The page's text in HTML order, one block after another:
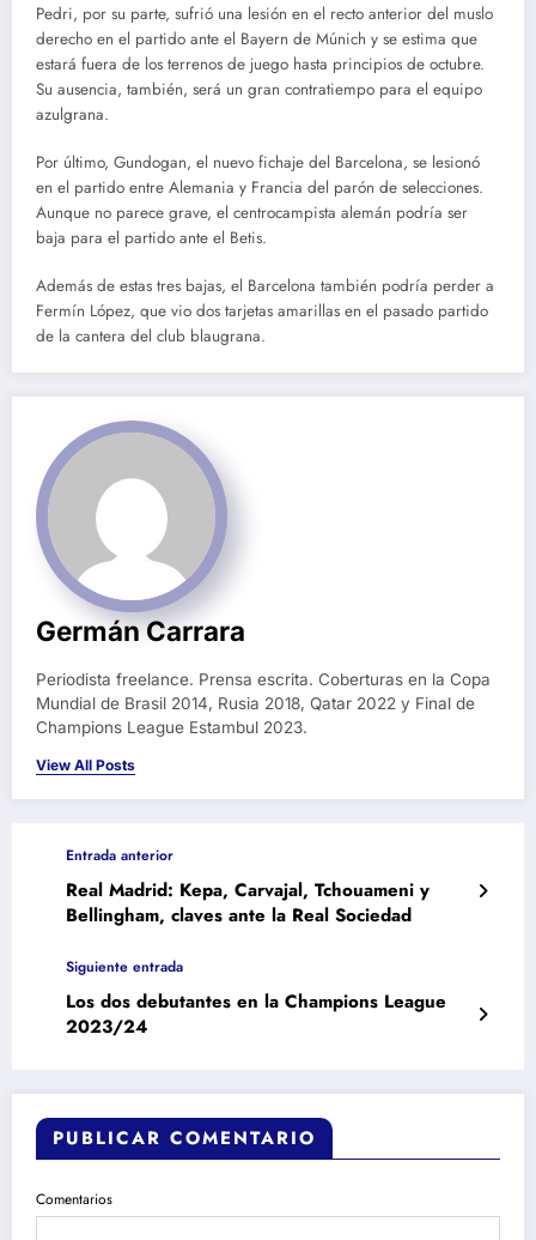
Pedri, por su parte, sufrió una lesión en el recto anterior del muslo
derecho en el partido ante el Bayern de Múnich y se estima que
estará fuera de los terrenos de juego hasta principios de octubre.
Su ausencia, también, será un gran contratiempo para el equipo
azulgrana.
Por último, Gundogan, el nuevo fichaje del Barcelona, se lesionó
en el partido entre Alemania y Francia del parón de selecciones.
Aunque no parece grave, el centrocampista alemán podría ser
baja para el partido ante el Betis.
Además de estas tres bajas, el Barcelona también podría perder a
Fermín López, que vio dos tarjetas amarillas en el pasado partido
de la cantera del club blaugrana.
Germán Carrara
Periodista freelance. Prensa escrita. Coberturas en la Copa
Mundial de Brasil 2014, Rusia 2018, Qatar 2022 y Final de
Champions League Estambul 2023.
View All Posts
Entrada anterior
Real Madrid: Kepa, Carvajal, Tchouameni y
Bellingham, claves ante la Real Sociedad
Siguiente entrada
Los dos debutantes en la Champions League
2023/24
PUBLICAR COMENTARIO
Comentarios